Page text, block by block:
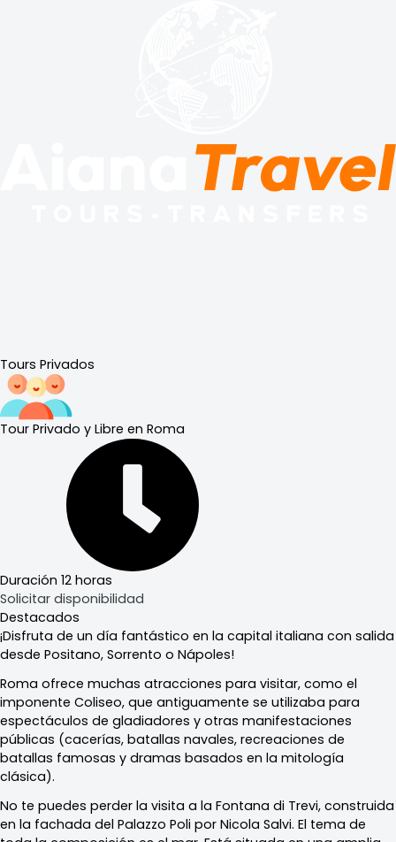
Tours Privados
Tour Privado y Libre en Roma
Duración 12 horas
Solicitar disponibilidad
Destacados
¡Disfruta de un día fantástico en la capital italiana con salida
desde Positano, Sorrento o Nápoles!
Roma ofrece muchas atracciones para visitar, como el
imponente Coliseo, que antiguamente se utilizaba para
espectáculos de gladiadores y otras manifestaciones
públicas (cacerías, batallas navales, recreaciones de
batallas famosas y dramas basados en la mitología
clásica).
No te puedes perder la visita a la Fontana di Trevi, construida
en la fachada del Palazzo Poli por Nicola Salvi. El tema de